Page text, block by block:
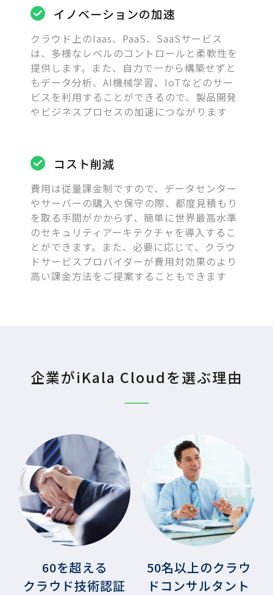
イノベーションの加速
クラウド上のIaas、PaaS、SaaSサービス
は、多様なレベルのコントロールと柔軟性を
提供します。また、自力で一から構築せずと
もデータ分析、AI機械学習、IoTなどのサー
ビスを利用することができるので、製品開発
やビジネスプロセスの加速につながります
コスト削減
費用は従量課金制ですので、データセンター
やサーバーの購入や保守の際、都度見積もり
を取る手間がかからず、簡単に世界最高水準
のセキュリティアーキテクチャを導入するこ
とができます。また、必要に応じて、クラウ
ドサービスプロバイダーが費用対効果のより
高い課金方法をご提案することもできます
企業がiKala Cloudを選ぶ理由
60を超える
クラウド技術認証
50名以上のクラウ
ドコンサルタント